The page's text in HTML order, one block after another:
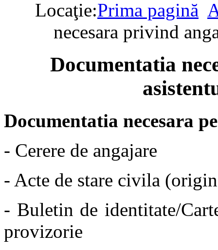
Locaţie:Prima pagină
necesara privind
Documentatia
Documentatia necesara
- Cerere de angajare
- Acte de stare civila
- Buletin de identitate/
provizorie